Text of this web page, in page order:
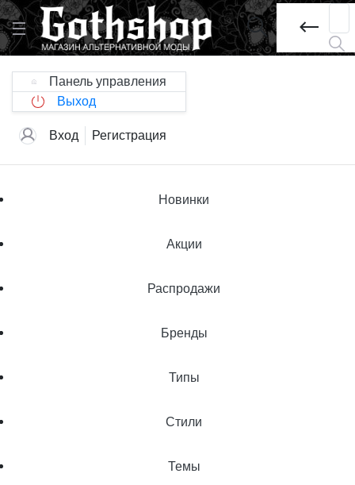
Панель управления
Выход
Вход Регистрация
Новинки
Акции
Распродажи
Бренды
Типы
Стили
Темы